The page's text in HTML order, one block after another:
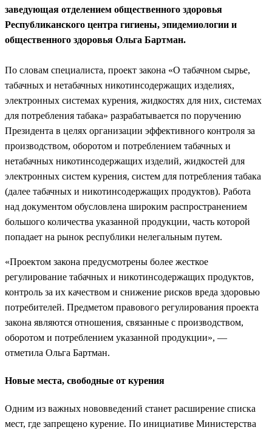
заведующая отделением общественного здоровья
Республиканского центра гигиены, эпидемиологии и
общественного здоровья Ольга Бартман.
По словам специалиста, проект закона «О табачном сырье,
табачных и нетабачных никотинсодержащих изделиях,
электронных системах курения, жидкостях для них, системах
для потребления табака» разрабатывается по поручению
Президента в целях организации эффективного контроля за
производством, оборотом и потреблением табачных и
нетабачных никотинсодержащих изделий, жидкостей для
электронных систем курения, систем для потребления табака
(далее табачных и никотинсодержащих продуктов). Работа
над документом обусловлена широким распространением
большого количества указанной продукции, часть которой
попадает на рынок республики нелегальным путем.
«Проектом закона предусмотрены более жесткое
регулирование табачных и никотинсодержащих продуктов,
контроль за их качеством и снижение рисков вреда здоровью
потребителей. Предметом правового регулирования проекта
закона являются отношения, связанные с производством,
оборотом и потреблением указанной продукции», —
отметила Ольга Бартман.
Новые места, свободные от курения
Одним из важных нововведений станет расширение списка
мест, где запрещено курение. По инициативе Министерства